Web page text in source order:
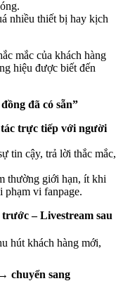
nhiều thiết bị hay kịch
mắc của khách hàng
hiệu được biết đến
đã có sẵn”
trực tiếp với người
tin cậy, trả lời thắc mắc,
thường giới hạn, ít khi
phạm vi fanpage.
– Livestream sau
hút khách hàng mới,
chuyển sang